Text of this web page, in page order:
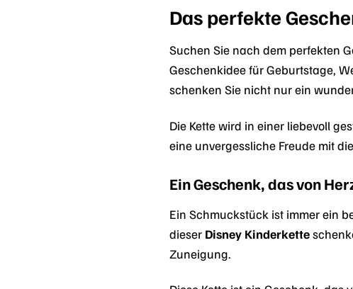
Das perfekte
Suchen Sie nach dem perfekten
Geschenkidee für Geburtstage,
schenken Sie nicht nur ein
Die Kette wird in einer liebevoll
eine unvergessliche Freude mit
Ein Geschenk, das von
Ein Schmuckstück ist immer ein
dieser Disney Kinderkette
Zuneigung.